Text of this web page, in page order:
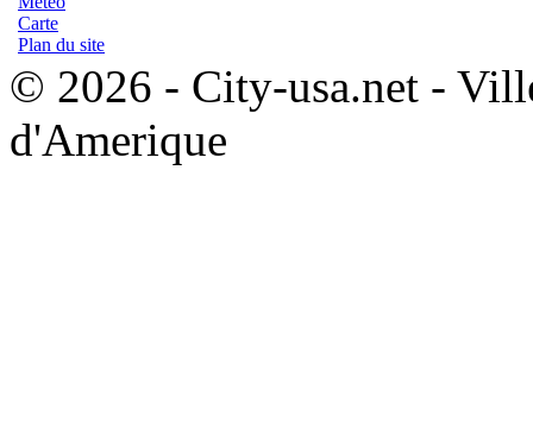
Carte
Plan du site
© 2026 - City-usa.net -
d'Amerique